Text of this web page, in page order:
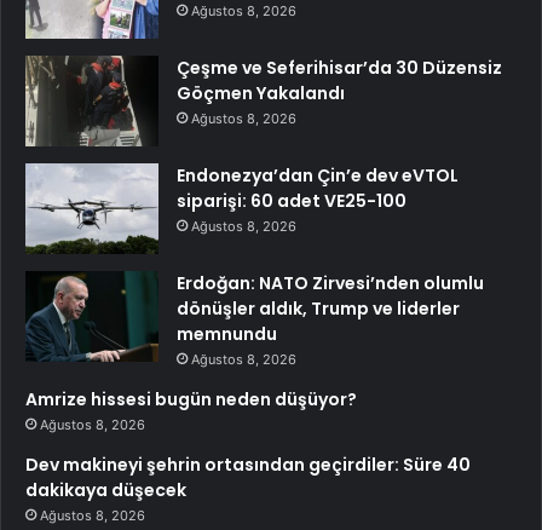
Ağustos 8, 2026
Çeşme ve Seferihisar’da 30 Düzensiz
Göçmen Yakalandı
Ağustos 8, 2026
Endonezya’dan Çin’e dev eVTOL
siparişi: 60 adet VE25-100
Ağustos 8, 2026
Erdoğan: NATO Zirvesi’nden olumlu
dönüşler aldık, Trump ve liderler
memnundu
Ağustos 8, 2026
Amrize hissesi bugün neden düşüyor?
Ağustos 8, 2026
Dev makineyi şehrin ortasından geçirdiler: Süre 40
dakikaya düşecek
Ağustos 8, 2026